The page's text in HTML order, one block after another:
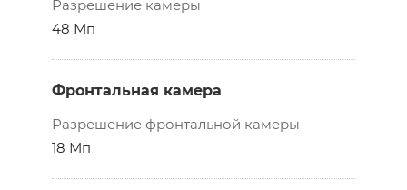
Разрешение камеры
48 Мп
Фронтальная камера
Разрешение фронтальной камеры
18 Мп